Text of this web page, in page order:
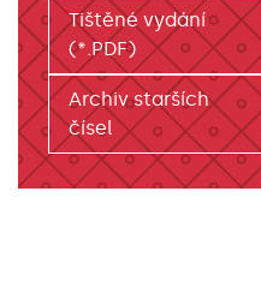
Tištěné vydání
(*.PDF)
Archiv starších
čísel